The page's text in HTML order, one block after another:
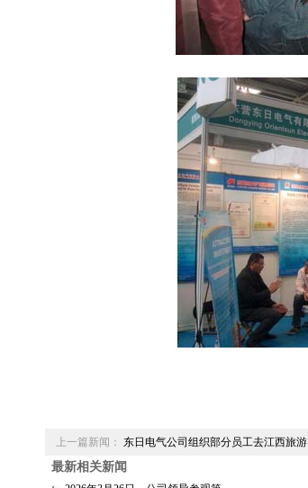
上一篇新闻： 东日电气公司组织部分员工去江西旅游
最新相关新闻